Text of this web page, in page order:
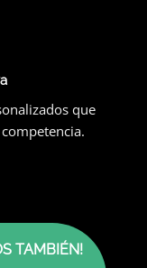
que
TAMBIÉN!